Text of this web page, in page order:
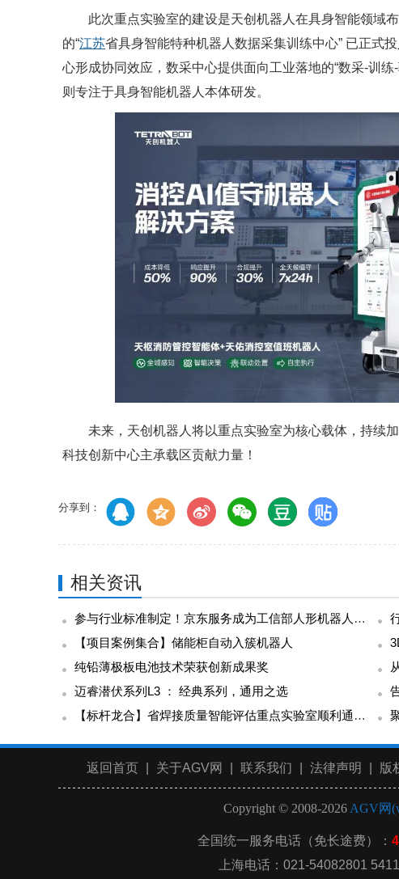
此次重点实验室的建设是天创机器人在具身智能领域
的“江苏省具身智能特种机器人数据采集训练中心” 已正式
心形成协同效应，数采中心提供面向工业落地的“数采-训
则专注于具身智能机器人本体研发。
未来，天创机器人将以重点实验室为核心载体，持续
科技创新中心主承载区贡献力量！
分享到：
相关资讯
参与行业标准制定！京东服务成为工信部人形机器人与具身智能标委会应用工作组（WG5）成员
【项目案例集合】储能柜自动入簇机器人
纯铅薄极板电池技术荣获创新成果奖
迈睿潜伏系列L3 ： 经典系列，通用之选
【标杆龙合】省焊接质量智能评估重点实验室顺利通过 2026 年度考评
返回首页 关于AGV网 联系我们 法律声明 版
Copyright © 2008-2026 AGV网
全国统一服务电话（免长途费）：
上海电话：021-54082801